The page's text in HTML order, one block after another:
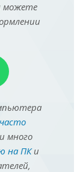
можете
много
на ПКи